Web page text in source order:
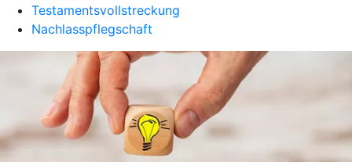
Testamentsvollstreckung
Nachlasspflegschaft